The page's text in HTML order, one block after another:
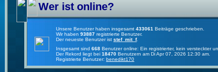
Wer ist online?
Unsere Benutzer haben insgesamt 433061 Beiträge geschrieben.
Wir haben 93887 registrierte Benutzer.
Der neueste Benutzer ist stef_mit_f.
Insgesamt sind 668 Benutzer online: Ein registrierter, kein versteckter
Der Rekord liegt bei 18470 Benutzern am Di Apr 07, 2026 12:30 am.
Registrierte Benutzer: benedikt170